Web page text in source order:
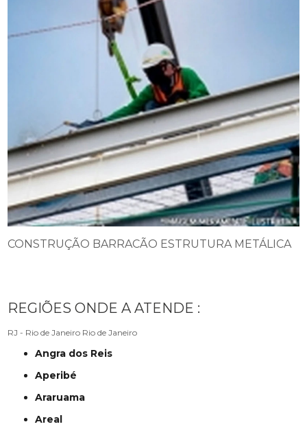
CONSTRUÇÃO BARRACÃO ESTRUTURA METÁLICA
REGIÕES ONDE A ATENDE :
RJ - Rio de Janeiro Rio de Janeiro
Angra dos Reis
Aperibé
Araruama
Areal